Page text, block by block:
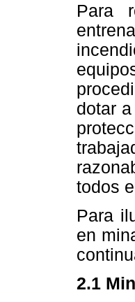
Para
dotar
todos
Para
en
2.1